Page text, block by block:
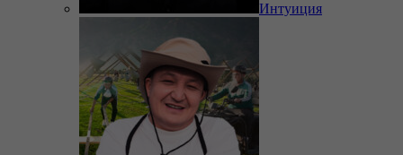
Интуиция